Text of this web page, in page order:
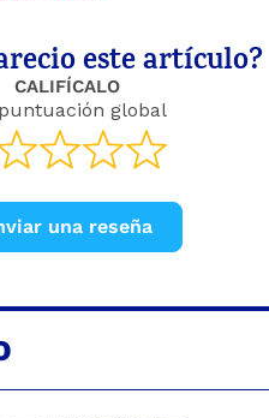
este artículo?
CALIFÍCALO
global
una reseña